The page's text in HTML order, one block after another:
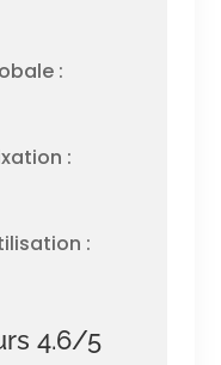
:
:
:
4.6/5